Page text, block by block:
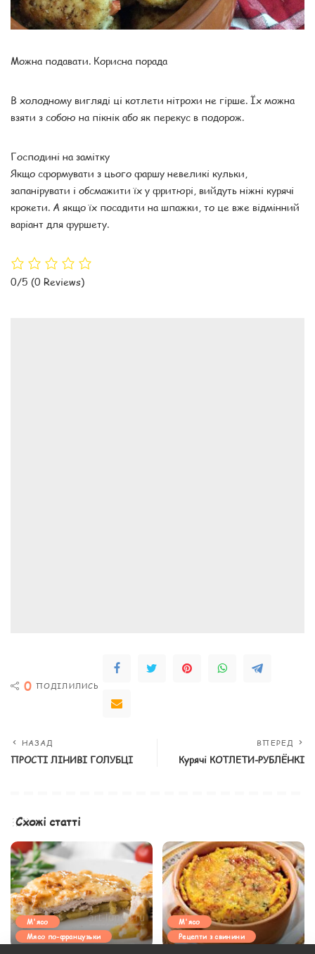
Можна подавати. Корисна порада
В холодному вигляді ці котлети нітрохи не гірше. Їх можна
взяти з собою на пікнік або як перекус в подорож.
Господині на замітку
Якщо сформувати з цього фаршу невеликі кульки,
запанірувати і обсмажити їх у фритюрі, вийдуть ніжні курячі
крокети. А якщо їх посадити на шпажки, то це вже відмінний
варіант для фуршету.
0/5 (0 Reviews)
0 ПОДІЛИЛИСЬ
НАЗАД
ПРОСТІ ЛІНИВІ ГОЛУБЦІ
ВПЕРЕД
Курячі КОТЛЕТИ-РУБЛЁНКІ
Схожі статті
М'ясо
Мясо по-французьки
М'ясо
Рецепти з свинини